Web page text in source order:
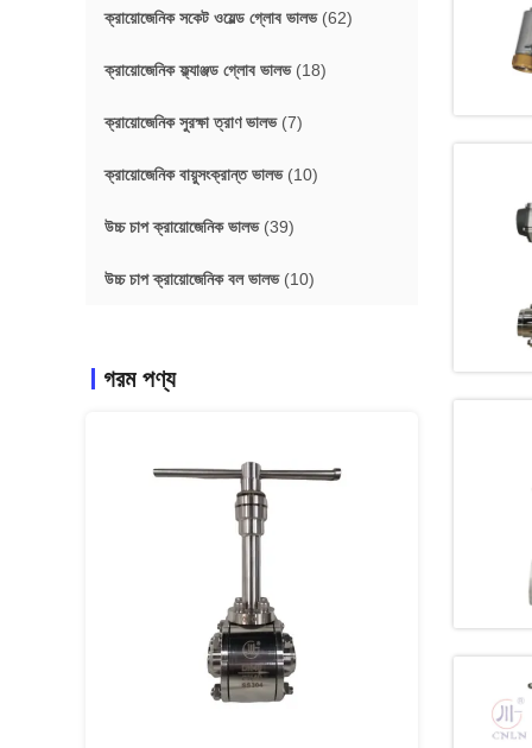
ক্রায়োজেনিক সকেট ওয়েল্ড গ্লোব ভালভ(62)
ক্রায়োজেনিক ফ্ল্যাঞ্জড গ্লোব ভালভ(18)
ক্রায়োজেনিক সুরক্ষা ত্রাণ ভালভ(7)
ক্রায়োজেনিক বায়ুসংক্রান্ত ভালভ(10)
উচ্চ চাপ ক্রায়োজেনিক ভালভ(39)
উচ্চ চাপ ক্রায়োজেনিক বল ভালভ(10)
গরম পণ্য